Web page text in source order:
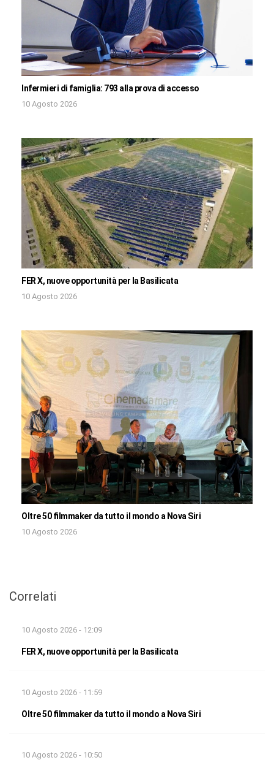
Infermieri di famiglia: 793 alla prova di accesso
10 Agosto 2026
FER X, nuove opportunità per la Basilicata
10 Agosto 2026
Oltre 50 filmmaker da tutto il mondo a Nova Siri
10 Agosto 2026
Correlati
10 Agosto 2026 - 12:09
FER X, nuove opportunità per la Basilicata
10 Agosto 2026 - 11:59
Oltre 50 filmmaker da tutto il mondo a Nova Siri
10 Agosto 2026 - 10:50